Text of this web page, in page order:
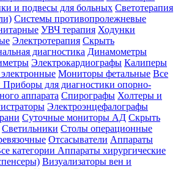
и подвесы для больных Светотерапия
Системы противопролежневые
УВЧ терапия Ходунки
Электротерапия Скрыть
диагностика Динамометры
Электрокардиографы Калиперы
Мониторы фетальные Все
Приборы для диагностики опорно-
аппарата Спирографы Холтеры и
Электроэнцефалографы
Суточные мониторы АД Скрыть
Светильники Столы операционные
Отсасыватели Аппараты
категории Аппараты хирургические
Визуализаторы вен и